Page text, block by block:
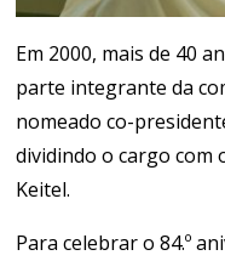
Em 2000, mais de 40
parte integrante da
nomeado co-
dividindo o cargo com
Keitel.
Para celebrar o 84.º